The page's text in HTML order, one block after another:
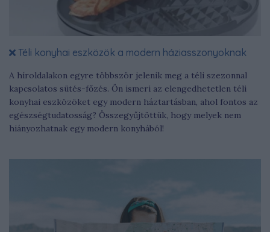
Téli konyhai eszközök a modern háziasszonyoknak
A híroldalakon egyre többször jelenik meg a téli szezonnal
kapcsolatos sütés-főzés. Ön ismeri az elengedhetetlen téli
konyhai eszközöket egy modern háztartásban, ahol fontos az
egészségtudatosság? Összegyűjtöttük, hogy melyek nem
hiányozhatnak egy modern konyhából!